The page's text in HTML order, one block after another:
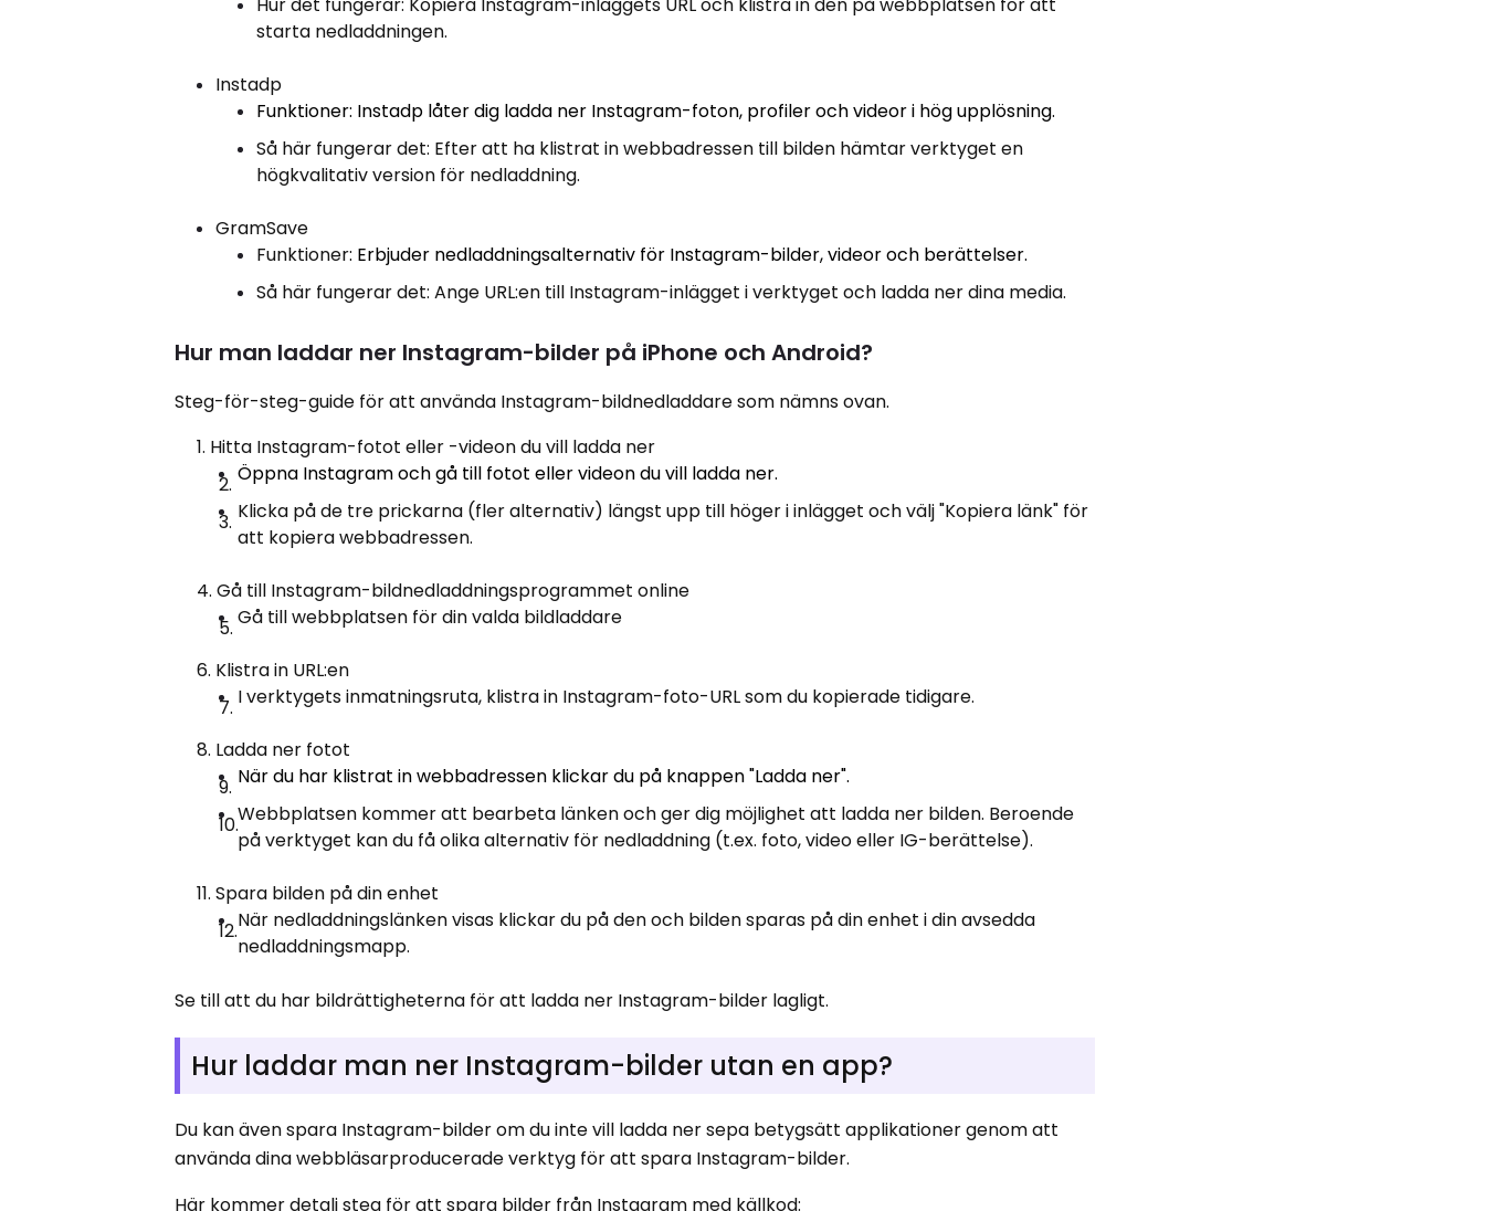
starta nedladdningen.
Instadp
Funktioner: Instadp låter dig ladda ner Instagram-foton, profiler och videor i hög upplösning.
Så här fungerar det: Efter att ha klistrat in webbadressen till bilden hämtar verktyget en
högkvalitativ version för nedladdning.
GramSave
Funktioner: Erbjuder nedladdningsalternativ för Instagram-bilder, videor och berättelser.
Så här fungerar det: Ange URL:en till Instagram-inlägget i verktyget och ladda ner dina media.
Hur man laddar ner Instagram-bilder på iPhone och Android?
Steg-för-steg-guide för att använda Instagram-bildnedladdare som nämns ovan.
Hitta Instagram-fotot eller -videon du vill ladda ner
Öppna Instagram och gå till fotot eller videon du vill ladda ner.
Klicka på de tre prickarna (fler alternativ) längst upp till höger i inlägget och välj "Kopiera länk" för
att kopiera webbadressen.
Gå till Instagram-bildnedladdningsprogrammet online
Gå till webbplatsen för din valda bildladdare
Klistra in URL:en
I verktygets inmatningsruta, klistra in Instagram-foto-URL som du kopierade tidigare.
Ladda ner fotot
När du har klistrat in webbadressen klickar du på knappen "Ladda ner".
Webbplatsen kommer att bearbeta länken och ger dig möjlighet att ladda ner bilden. Beroende
på verktyget kan du få olika alternativ för nedladdning (t.ex. foto, video eller IG-berättelse).
Spara bilden på din enhet
När nedladdningslänken visas klickar du på den och bilden sparas på din enhet i din avsedda
nedladdningsmapp.
Se till att du har bildrättigheterna för att ladda ner Instagram-bilder lagligt.
Hur laddar man ner Instagram-bilder utan en app?
Du kan även spara Instagram-bilder om du inte vill ladda ner sepa betygsätt applikationer genom att
använda dina webbläsarproducerade verktyg för att spara Instagram-bilder.
Här kommer detalj steg för att spara bilder från Instagram med källkod: